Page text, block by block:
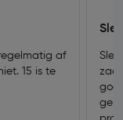
af
15 is te